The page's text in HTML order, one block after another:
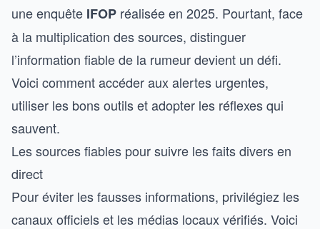
une enquête IFOP réalisée en 2025. Pourtant, face
à la multiplication des sources, distinguer
l’information fiable de la rumeur devient un défi.
Voici comment accéder aux alertes urgentes,
utiliser les bons outils et adopter les réflexes qui
sauvent.
Les sources fiables pour suivre les faits divers en
direct
Pour éviter les fausses informations, privilégiez les
canaux officiels et les médias locaux vérifiés. Voici